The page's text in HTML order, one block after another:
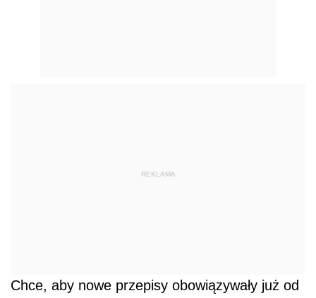
REKLAMA
Chce, aby nowe przepisy obowiązywały już od